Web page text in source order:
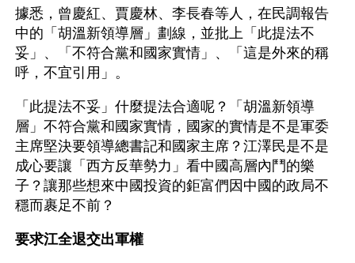
據悉，曾慶紅、賈慶林、李長春等人，在民調報告
中的「胡溫新領導層」劃線，並批上「此提法不
妥」、「不符合黨和國家實情」、「這是外來的稱
呼，不宜引用」。
「此提法不妥」什麼提法合適呢？「胡溫新領導
層」不符合黨和國家實情，國家的實情是不是軍委
主席堅決要領導總書記和國家主席？江澤民是不是
成心要讓「西方反華勢力」看中國高層內鬥的樂
子？讓那些想來中國投資的鉅富們因中國的政局不
穩而裹足不前？
要求江全退交出軍權